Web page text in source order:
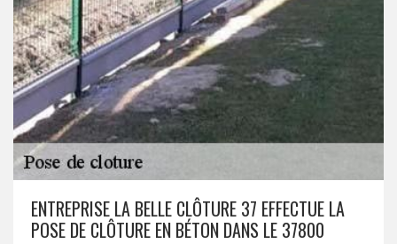
ENTREPRISE LA BELLE CLÔTURE 37 EFFECTUE LA
POSE DE CLÔTURE EN BÉTON DANS LE 37800